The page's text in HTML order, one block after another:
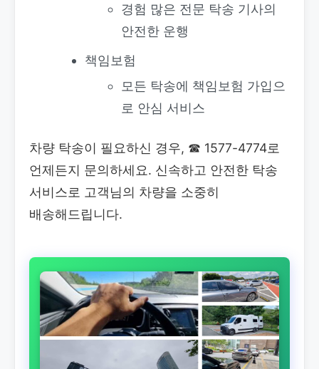
경험 많은 전문 탁송 기사의
안전한 운행
책임보험
모든 탁송에 책임보험 가입으
로 안심 서비스
차량 탁송이 필요하신 경우, ☎ 1577-4774로
언제든지 문의하세요. 신속하고 안전한 탁송
서비스로 고객님의 차량을 소중히
배송해드립니다.